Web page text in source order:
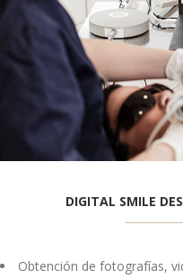
DIGITAL SMILE
Obtención de fotografías,